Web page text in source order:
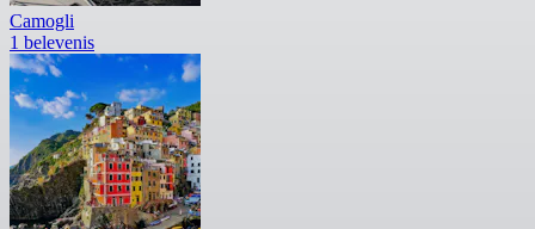
Camogli
1 belevenis